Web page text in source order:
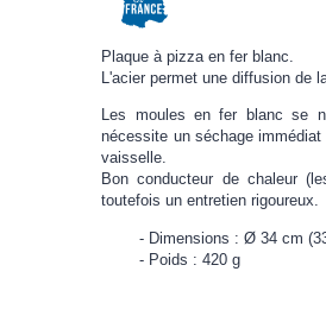
Plaque à pizza en fer blanc.
L'acier permet une diffusion de
Les moules en fer blanc se
nécessite un séchage
vaisselle.
Bon conducteur de chaleur
toutefois un entretien rigoureux.
Dimensions : Ø 34 cm
Poids : 420 g